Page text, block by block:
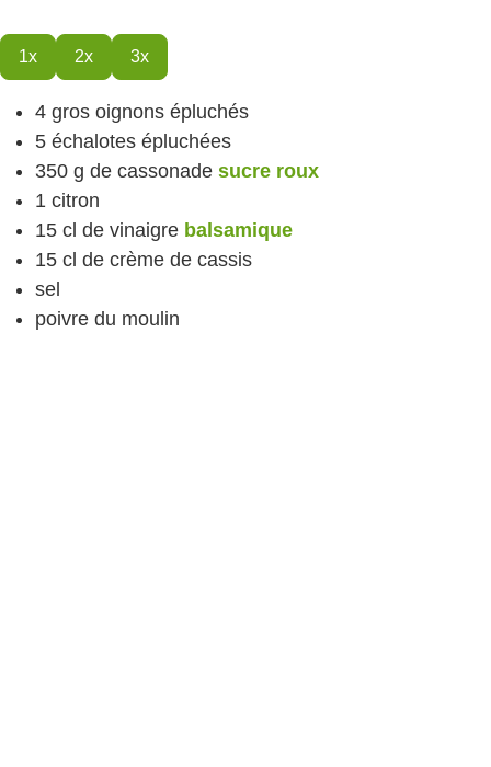
1x 2x 3x
4 gros oignons épluchés
5 échalotes épluchées
350 g de cassonade sucre roux
1 citron
15 cl de vinaigre balsamique
15 cl de crème de cassis
sel
poivre du moulin